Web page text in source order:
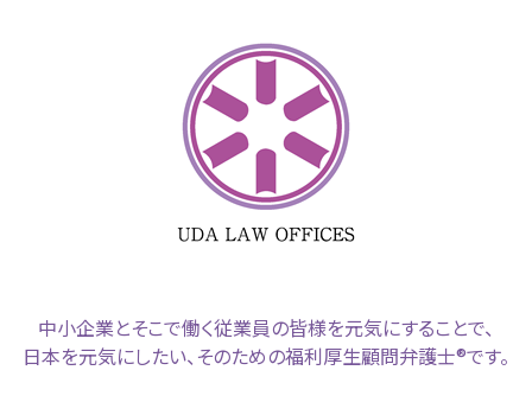
中小企業とそこで働く従業員の皆様を元気にすることで、
日本を元気にしたい、そのための福利厚生顧問弁護士®です。